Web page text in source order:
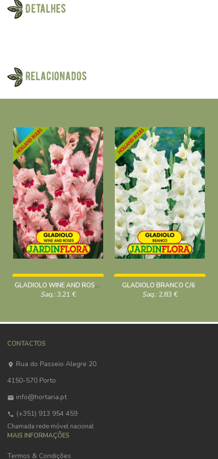
Detalhes
Relacionados
GLADIOLO WINE AND ROSES C/6
Saq.:3,21 €
GLADIOLO BRANCO C/6
Saq.: 2,83 €
CONTACTOS
Rua do Passeio Alegre 20
4150-570 Porto
info@hortaria.pt
(+351) 913 954 459
Chamada rede móvel nacional
MAIS INFORMAÇÕES
Termos & Condições